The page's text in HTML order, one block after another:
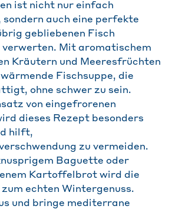
ist nicht nur einfach
auch eine perfekte
gebliebenen Fisch
verwerten. Mit aromatischem
Kräutern und Meeresfrüchten
Fischsuppe, die
ohne schwer zu sein.
von eingefrorenen
dieses Rezept besonders
hilft,
zu vermeiden.
Baguette oder
Kartoffelbrot wird die
echten Wintergenuss.
und bringe mediterrane